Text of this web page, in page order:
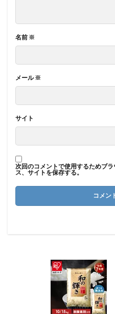
名前 ※
メール※
サイト
次回のコメントで使用するためブ
ス、サイトを保存する。